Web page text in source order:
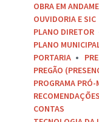
OBRA EM
OUVIDORIA E SIC
PLANO DIRETOR
PLANO
PORTARIA
PREGÃO
PROGRAMA
CONTAS